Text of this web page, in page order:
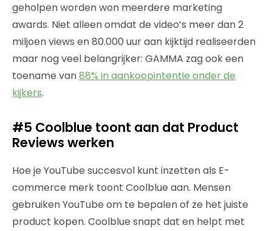
geholpen worden won meerdere marketing
awards. Niet alleen omdat de video’s meer dan 2
miljoen views en 80.000 uur aan kijktijd realiseerden
maar nog veel belangrijker: GAMMA zag ook een
toename van88% in aankoopintentie onder de
kijkers.
#5 Coolblue toont aan dat Product
Reviews werken
Hoe je YouTube succesvol kunt inzetten als E-
commerce merk toont Coolblue aan. Mensen
gebruiken YouTube om te bepalen of ze het juiste
product kopen. Coolblue snapt dat en helpt met